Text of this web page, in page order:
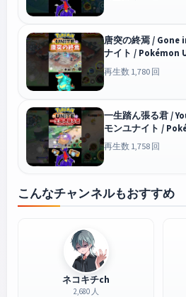
唐突の終焉 / Gone
ナイト / Pokémon
再生数 1,780 回
一生踏ん張る君 /
モンユナイト /
再生数 1,758 回
こんなチャンネルもおすすめ
ネコキチch
2,680 人